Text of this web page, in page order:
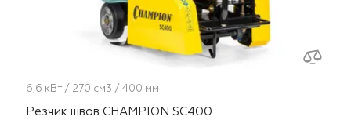
Техника PRO
Станки заточные
6,6 кВт / 270 см3 / 400 мм
Резчик швов CHAMPION SC400